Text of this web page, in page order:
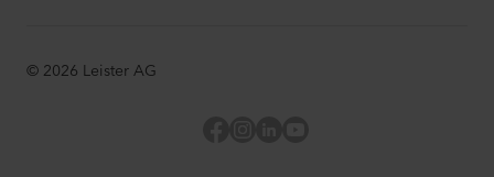
© 2026 Leister AG